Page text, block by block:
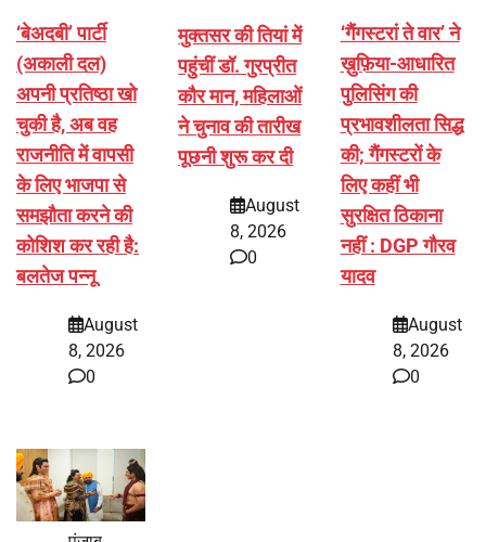
‘बेअदबी’ पार्टी
(अकाली दल)
अपनी प्रतिष्ठा खो
चुकी है, अब वह
राजनीति में वापसी
के लिए भाजपा से
समझौता करने की
कोशिश कर रही है:
बलतेज पन्नू
August
8, 2026
0
मुक्तसर की तियां में
पहुंचीं डॉ. गुरप्रीत
कौर मान, महिलाओं
ने चुनाव की तारीख
पूछनी शुरू कर दी
August
8, 2026
0
‘गैंगस्टरां ते वार’ ने
ख़ुफ़िया-आधारित
पुलिसिंग की
प्रभावशीलता सिद्ध
की; गैंगस्टरों के
लिए कहीं भी
सुरक्षित ठिकाना
नहीं : DGP गौरव
यादव
August
8, 2026
0